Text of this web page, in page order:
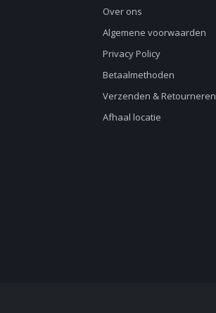
Over ons
Algemene voorwaarden
Privacy Policy
Betaalmethoden
Verzenden & Retourneren
Afhaal locatie